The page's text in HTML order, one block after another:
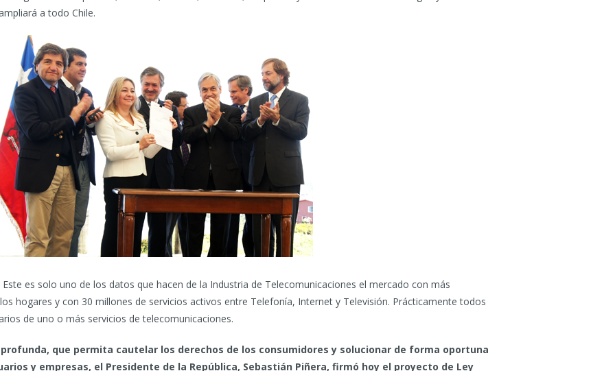
a todo Chile.
es solo uno de los datos que hacen de la Industria de Telecomunicaciones el mercado con más
hogares y con 30 millones de servicios activos entre Telefonía, Internet y Televisión. Prácticamente todos
de uno o más servicios de telecomunicaciones.
que permita cautelar los derechos de los consumidores y solucionar de forma oportuna
y empresas, el Presidente de la República, Sebastián Piñera, firmó hoy el proyecto de Ley